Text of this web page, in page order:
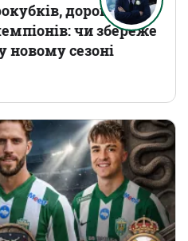
дорогі
чи збереже
сезоні